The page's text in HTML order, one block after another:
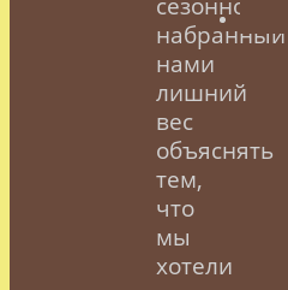
набранный
нами
лишний
вес
объяснять
тем,
что
мы
хотели